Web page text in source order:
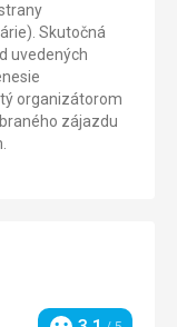
Skutočná
uvedených
organizátorom
zájazdu